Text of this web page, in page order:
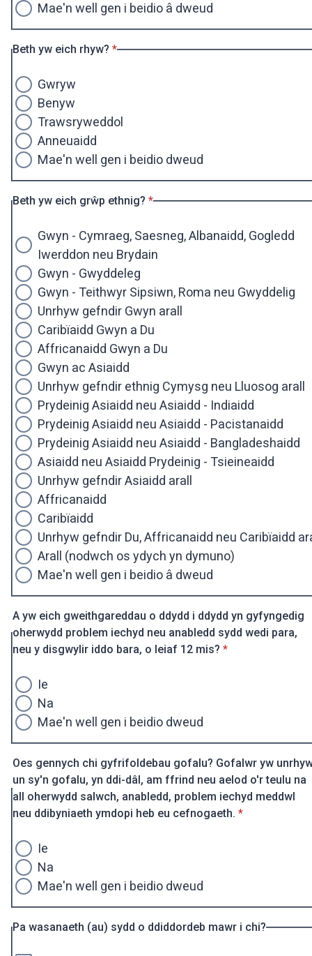
Mae'n well gen i beidio â dweud
Beth yw eich rhyw? * Ofynnol
*
Gwryw
Benyw
Trawsryweddol
Anneuaidd
Mae'n well gen i beidio dweud
Beth yw eich grŵp ethnig? * Ofynnol
*
Gwyn - Cymraeg, Saesneg, Albanaidd, Gogledd
Iwerddon neu Brydain
Gwyn - Gwyddeleg
Gwyn - Teithwyr Sipsiwn, Roma neu Gwyddelig
Unrhyw gefndir Gwyn arall
Caribïaidd Gwyn a Du
Affricanaidd Gwyn a Du
Gwyn ac Asiaidd
Unrhyw gefndir ethnig Cymysg neu Lluosog arall
Prydeinig Asiaidd neu Asiaidd - Indiaidd
Prydeinig Asiaidd neu Asiaidd - Pacistanaidd
Prydeinig Asiaidd neu Asiaidd - Bangladeshaidd
Asiaidd neu Asiaidd Prydeinig - Tsieineaidd
Unrhyw gefndir Asiaidd arall
Affricanaidd
Caribïaidd
Unrhyw gefndir Du, Affricanaidd neu Caribïaidd
Arall (nodwch os ydych yn dymuno)
Mae'n well gen i beidio â dweud
A yw eich gweithgareddau o ddydd i ddydd yn gyfyngedig
oherwydd problem iechyd neu anabledd sydd wedi para,
neu y disgwylir iddo bara, o leiaf 12 mis? * Ofynnol
*
Ie
Na
Mae'n well gen i beidio dweud
Oes gennych chi gyfrifoldebau gofalu? Gofalwr yw
un sy'n gofalu, yn ddi-dâl, am ffrind neu aelod o'r teulu na
all oherwydd salwch, anabledd, problem iechyd meddwl
neu ddibyniaeth ymdopi heb eu cefnogaeth. * Ofynnol
*
Ie
Na
Mae'n well gen i beidio dweud
Pa wasanaeth (au) sydd o ddiddordeb mawr i chi?